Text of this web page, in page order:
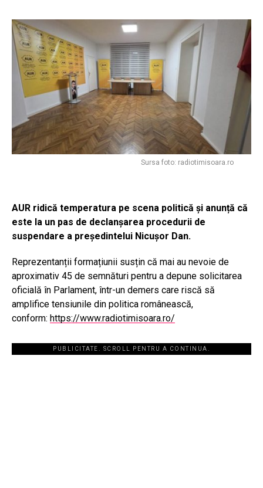
Sursa foto: radiotimisoara.ro
AUR ridică temperatura pe scena politică și anunță că
este la un pas de declanșarea procedurii de
suspendare a președintelui Nicușor Dan.
Reprezentanții formațiunii susțin că mai au nevoie de
aproximativ 45 de semnături pentru a depune solicitarea
oficială în Parlament, într-un demers care riscă să
amplifice tensiunile din politica românească,
conform: https://www.radiotimisoara.ro/
PUBLICITATE. SCROLL PENTRU A CONTINUA.